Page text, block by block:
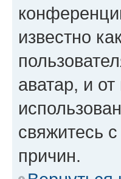
известно
аватар, и
свяжитесь
причин.